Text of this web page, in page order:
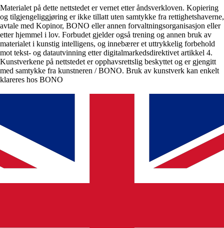
Materialet på dette nettstedet er vernet etter åndsverkloven. Kopiering
og tilgjengeliggjøring er ikke tillatt uten samtykke fra rettighetshaverne,
avtale med Kopinor, BONO eller annen forvaltningsorganisasjon eller
etter hjemmel i lov. Forbudet gjelder også trening og annen bruk av
materialet i kunstig intelligens, og innebærer et uttrykkelig forbehold
mot tekst- og datautvinning etter digitalmarkedsdirektivet artikkel 4.
Kunstverkene på nettstedet er opphavsrettslig beskyttet og er gjengitt
med samtykke fra kunstneren / BONO. Bruk av kunstverk kan enkelt
klareres hos BONO